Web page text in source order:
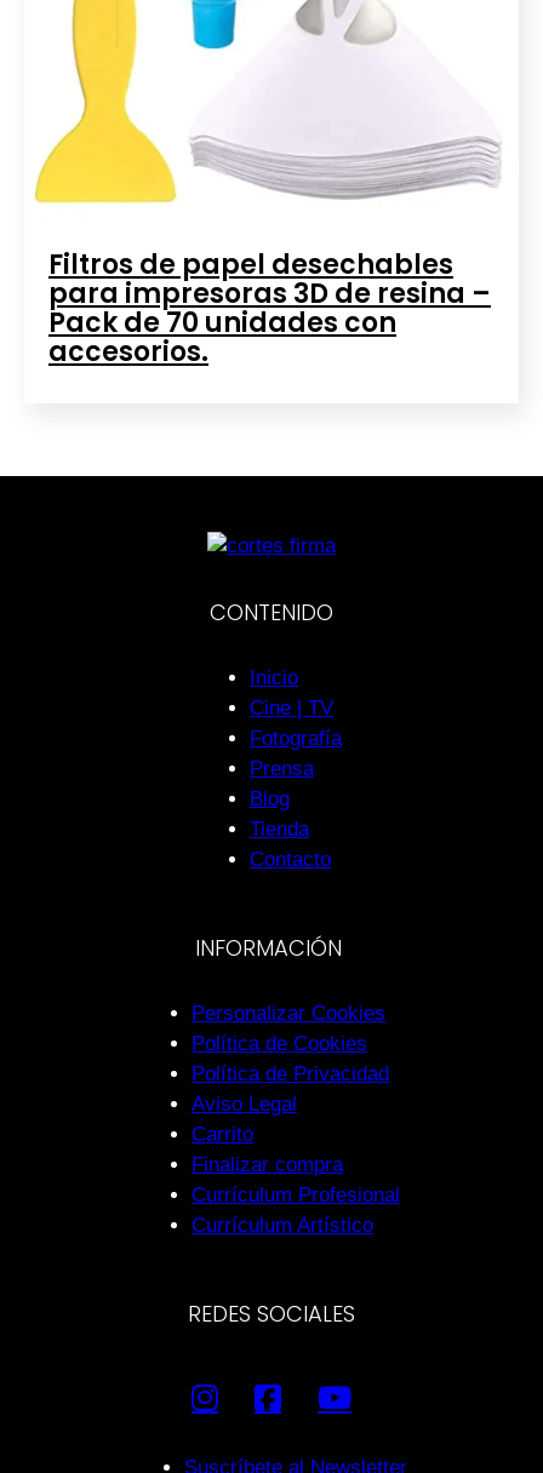
Filtros de papel desechables
para impresoras 3D de resina –
Pack de 70 unidades con
accesorios.
CONTENIDO
Inicio
Cine | TV
Fotografía
Prensa
Blog
Tienda
Contacto
INFORMACIÓN
Personalizar Cookies
Política de Cookies
Política de Privacidad
Aviso Legal
Carrito
Finalizar compra
Currículum Profesional
Currículum Artístico
REDES SOCIALES
Suscríbete al Newsletter